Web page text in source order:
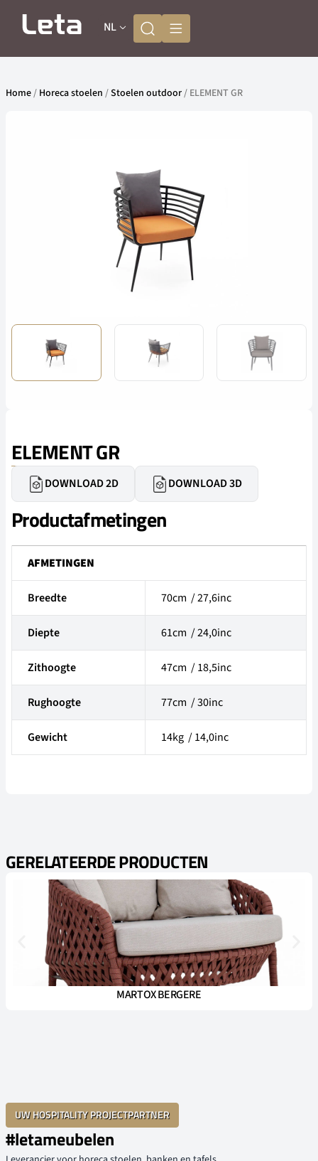
NL
Home/ Horeca stoelen /Stoelen outdoor/ ELEMENT GR
ELEMENT GR
DOWNLOAD 2D DOWNLOAD 3D
Productafmetingen
AFMETINGEN
Breedte 70cm / 27,6inc
Diepte 61cm / 24,0inc
Zithoogte 47cm / 18,5inc
Rughoogte 77cm / 30inc
Gewicht 14kg / 14,0inc
GERELATEERDE PRODUCTEN
MARTOX BERGERE
UW HOSPITALITY PROJECTPARTNER
#letameubelen